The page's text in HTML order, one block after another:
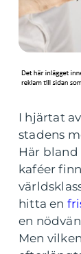
I hjärtat
stadens
Här
kaféer
hitta en
en
Men